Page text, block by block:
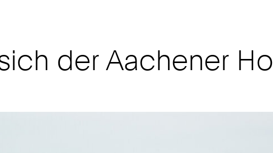
der Aachener